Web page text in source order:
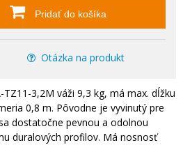
Pridať do košíka
Otázka na produkt
TZ11-3,2M váži 9,3 kg, má max. dĺžku
0,8 m. Pôvodne je vyvinutý pre
dostatočne pevnou a odolnou
duralových profilov. Má nosnosť